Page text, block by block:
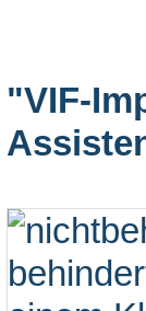
"VIF-